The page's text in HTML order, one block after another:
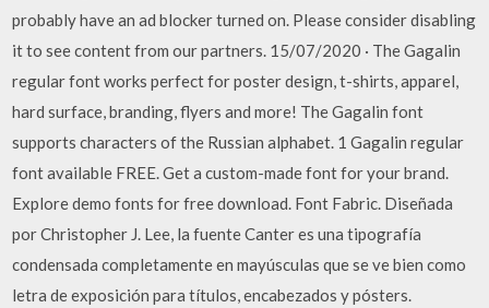
probably have an ad blocker turned on. Please consider disabling
it to see content from our partners. 15/07/2020 · The Gagalin
regular font works perfect for poster design, t-shirts, apparel,
hard surface, branding, flyers and more! The Gagalin font
supports characters of the Russian alphabet. 1 Gagalin regular
font available FREE. Get a custom-made font for your brand.
Explore demo fonts for free download. Font Fabric. Diseñada
por Christopher J. Lee, la fuente Canter es una tipografía
condensada completamente en mayúsculas que se ve bien como
letra de exposición para títulos, encabezados y pósters.